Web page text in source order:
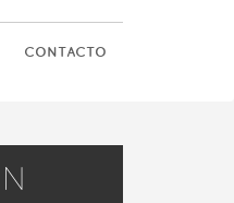
CONTACTO